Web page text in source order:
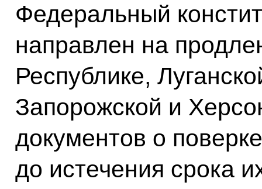
Федеральный
направлен на
Республике,
Запорожской и
документов о
до истечения срока